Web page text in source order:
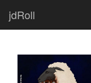
jdRoll